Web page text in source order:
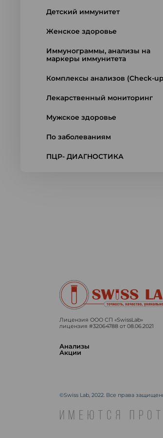
Детский иммунитет
Женское здоровье
Иммунограммы, анализы на
маркеры иммунитета
Комплексы анализов (Check-
Лекарственный мониторинг
Мужское здоровье
По заболеваниям
ПЦР- ДИАГНОСТИКА
Лицензия ООО СП «SwissLab»
лицензия #32064788 от 08.06.2021
Анализы
Акции
©Swiss Lab, 2022. Все права
ИМЕЮТСЯ